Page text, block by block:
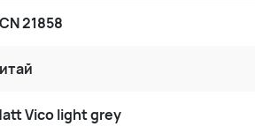
21858
Vico light grey